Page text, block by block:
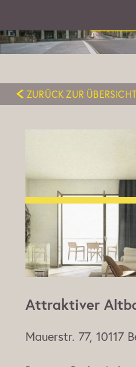
ZURÜCK ZUR ÜBERSICHT
Attraktiver
Mauerstr. 77, 10117